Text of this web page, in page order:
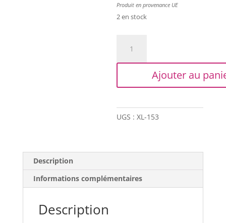
Produit en provenance UE
2 en stock
Trapilho
-
grenadine
Ajouter au
UGS :XL-153
Description
Informations complémentaires
Description